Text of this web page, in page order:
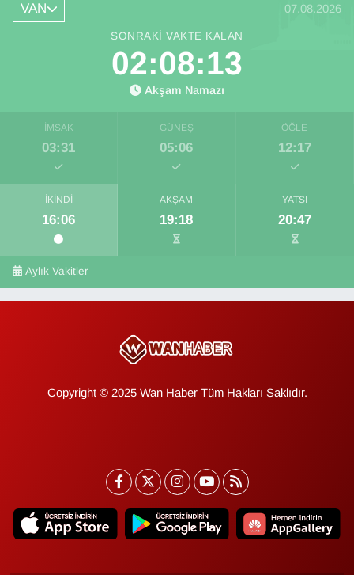
VAN 07.08.2026
SONRAKI VAKTE KALAN
02:08:13
Akşam Namazı
İMSAK
03:31
GÜNEŞ
05:06
ÖĞLE
12:17
İKINDI
16:06
AKŞAM
19:18
YATSI
20:47
Aylık Vakitler
Copyright © 2025 Wan Haber Tüm Hakları Saklıdır.